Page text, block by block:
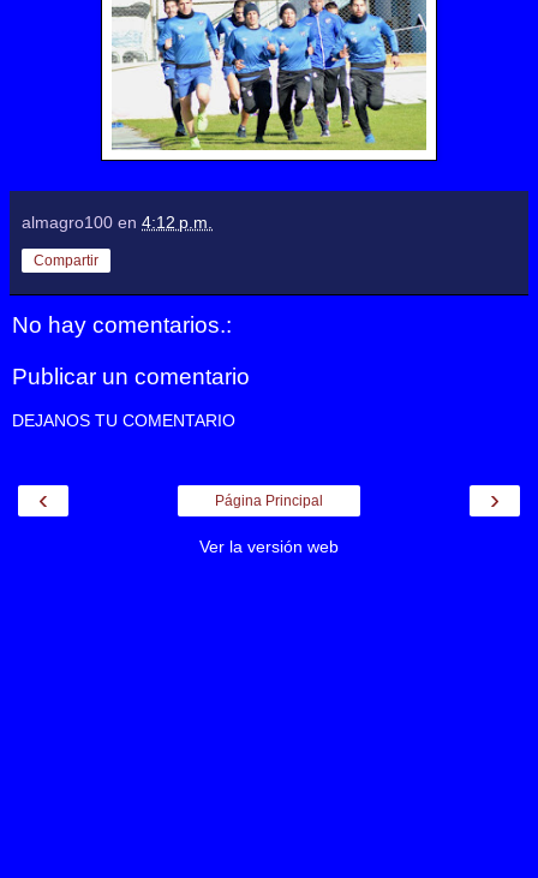
almagro100 en 4:12 p.m.
Compartir
No hay comentarios.:
Publicar un comentario
DEJANOS TU COMENTARIO
‹ ›
Página Principal
Ver la versión web